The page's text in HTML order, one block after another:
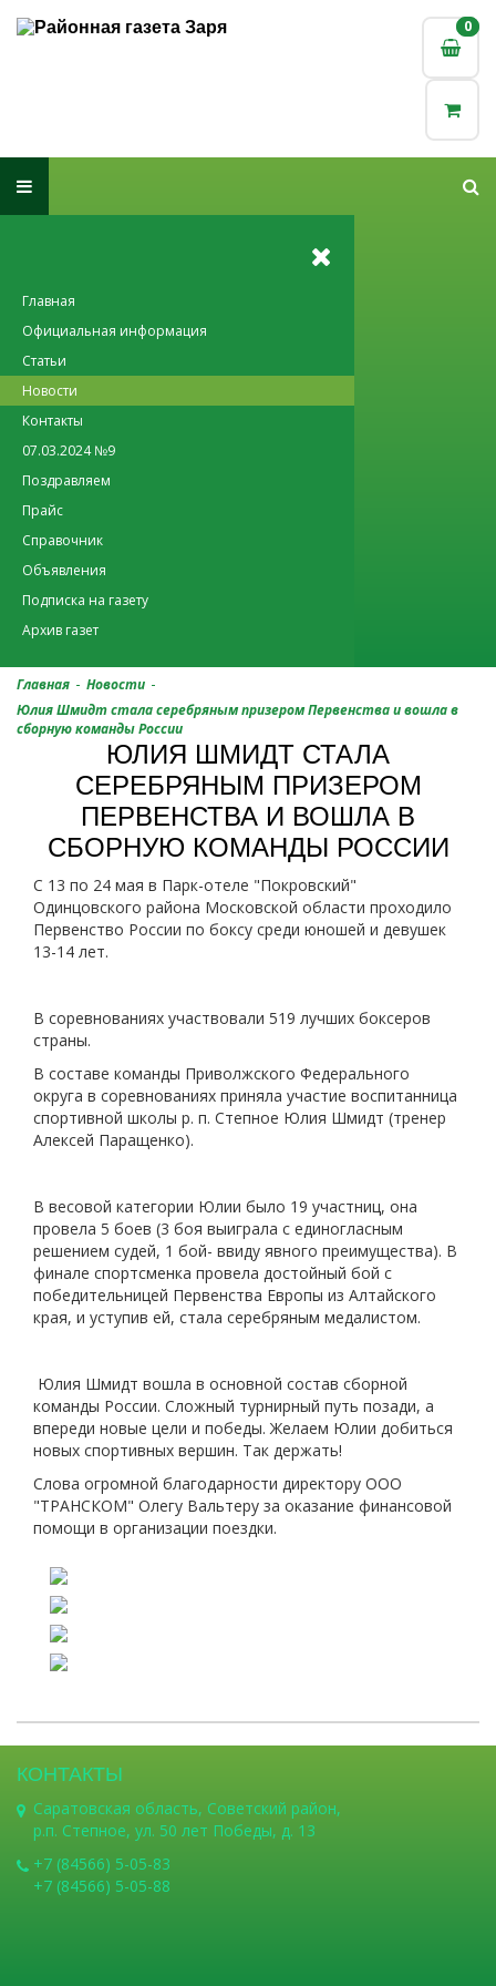
0
0
Главная
Официальная информация
Статьи
Новости
Контакты
07.03.2024 №9
Поздравляем
Прайс
Справочник
Объявления
Подписка на газету
Архив газет
Главная - Новости -
Юлия Шмидт стала серебряным призером Первенства и вошла в
сборную команды России
ЮЛИЯ ШМИДТ СТАЛА
СЕРЕБРЯНЫМ ПРИЗЕРОМ
ПЕРВЕНСТВА И ВОШЛА В
СБОРНУЮ КОМАНДЫ РОССИИ
С 13 по 24 мая в Парк-отеле "Покровский"
Одинцовского района Московской области проходило
Первенство России по боксу среди юношей и девушек
13-14 лет.
В соревнованиях участвовали 519 лучших боксеров
страны.
В составе команды Приволжского Федерального
округа в соревнованиях приняла участие воспитанница
спортивной школы р. п. Степное Юлия Шмидт (тренер
Алексей Паращенко).
В весовой категории Юлии было 19 участниц, она
провела 5 боев (3 боя выиграла с единогласным
решением судей, 1 бой- ввиду явного преимущества). В
финале спортсменка провела достойный бой с
победительницей Первенства Европы из Алтайского
края, и уступив ей, стала серебряным медалистом.
Юлия Шмидт вошла в основной состав сборной
команды России. Сложный турнирный путь позади, а
впереди новые цели и победы. Желаем Юлии добиться
новых спортивных вершин. Так держать!
Слова огромной благодарности директору ООО
"ТРАНСКОМ" Олегу Вальтеру за оказание финансовой
помощи в организации поездки.
КОНТАКТЫ
Саратовская область, Советский район,
р.п. Степное, ул. 50 лет Победы, д. 13
+7 (84566) 5-05-83
+7 (84566) 5-05-88